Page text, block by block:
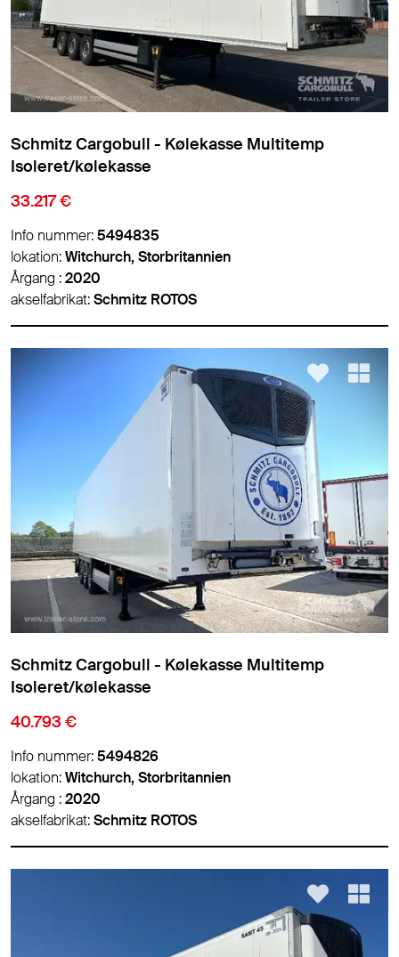
Schmitz Cargobull - Kølekasse Multitemp
Isoleret/kølekasse
33.217 €
Info nummer:5494835
lokation:Witchurch, Storbritannien
Årgang :2020
akselfabrikat:Schmitz ROTOS
Schmitz Cargobull - Kølekasse Multitemp
Isoleret/kølekasse
40.793 €
Info nummer:5494826
lokation:Witchurch, Storbritannien
Årgang :2020
akselfabrikat:Schmitz ROTOS